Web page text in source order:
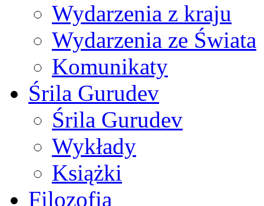
Wydarzenia z kraju
Wydarzenia ze Świata
Komunikaty
Śrila Gurudev
Śrila Gurudev
Wykłady
Książki
Filozofia